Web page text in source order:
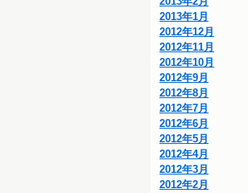
2013年1月
2012年12月
2012年11月
2012年10月
2012年9月
2012年8月
2012年7月
2012年6月
2012年5月
2012年4月
2012年3月
2012年2月